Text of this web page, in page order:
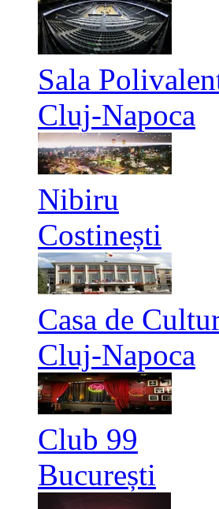
Sala
Cluj-Napoca
Nibiru
Costinești
Casa de
Cluj-Napoca
Club 99
București